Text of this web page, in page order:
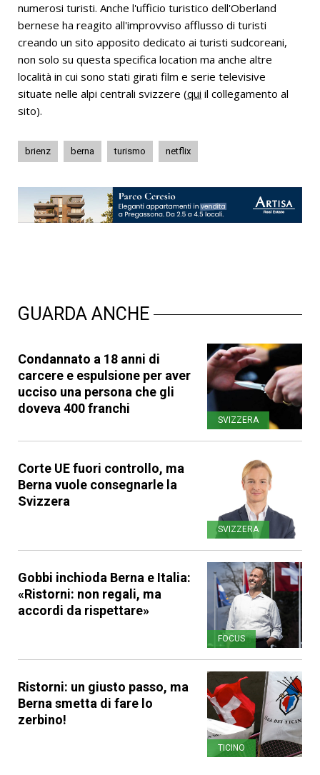
numerosi turisti. Anche l'ufficio turistico dell'Oberland
bernese ha reagito all'improvviso afflusso di turisti
creando un sito apposito dedicato ai turisti sudcoreani,
non solo su questa specifica location ma anche altre
località in cui sono stati girati film e serie televisive
situate nelle alpi centrali svizzere (qui il collegamento al
sito).
brienz berna turismo netflix
GUARDA ANCHE
Condannato a 18 anni di
carcere e espulsione per aver
ucciso una persona che gli
doveva 400 franchi
SVIZZERA
Corte UE fuori controllo, ma
Berna vuole consegnarle la
Svizzera
SVIZZERA
Gobbi inchioda Berna e Italia:
«Ristorni: non regali, ma
accordi da rispettare»
FOCUS
Ristorni: un giusto passo, ma
Berna smetta di fare lo
zerbino!
TICINO